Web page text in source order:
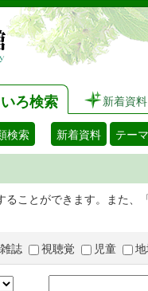
ろ検索 新着資料
検索 新着資料 テー
ことができます。また
雑誌 視聴覚 児童